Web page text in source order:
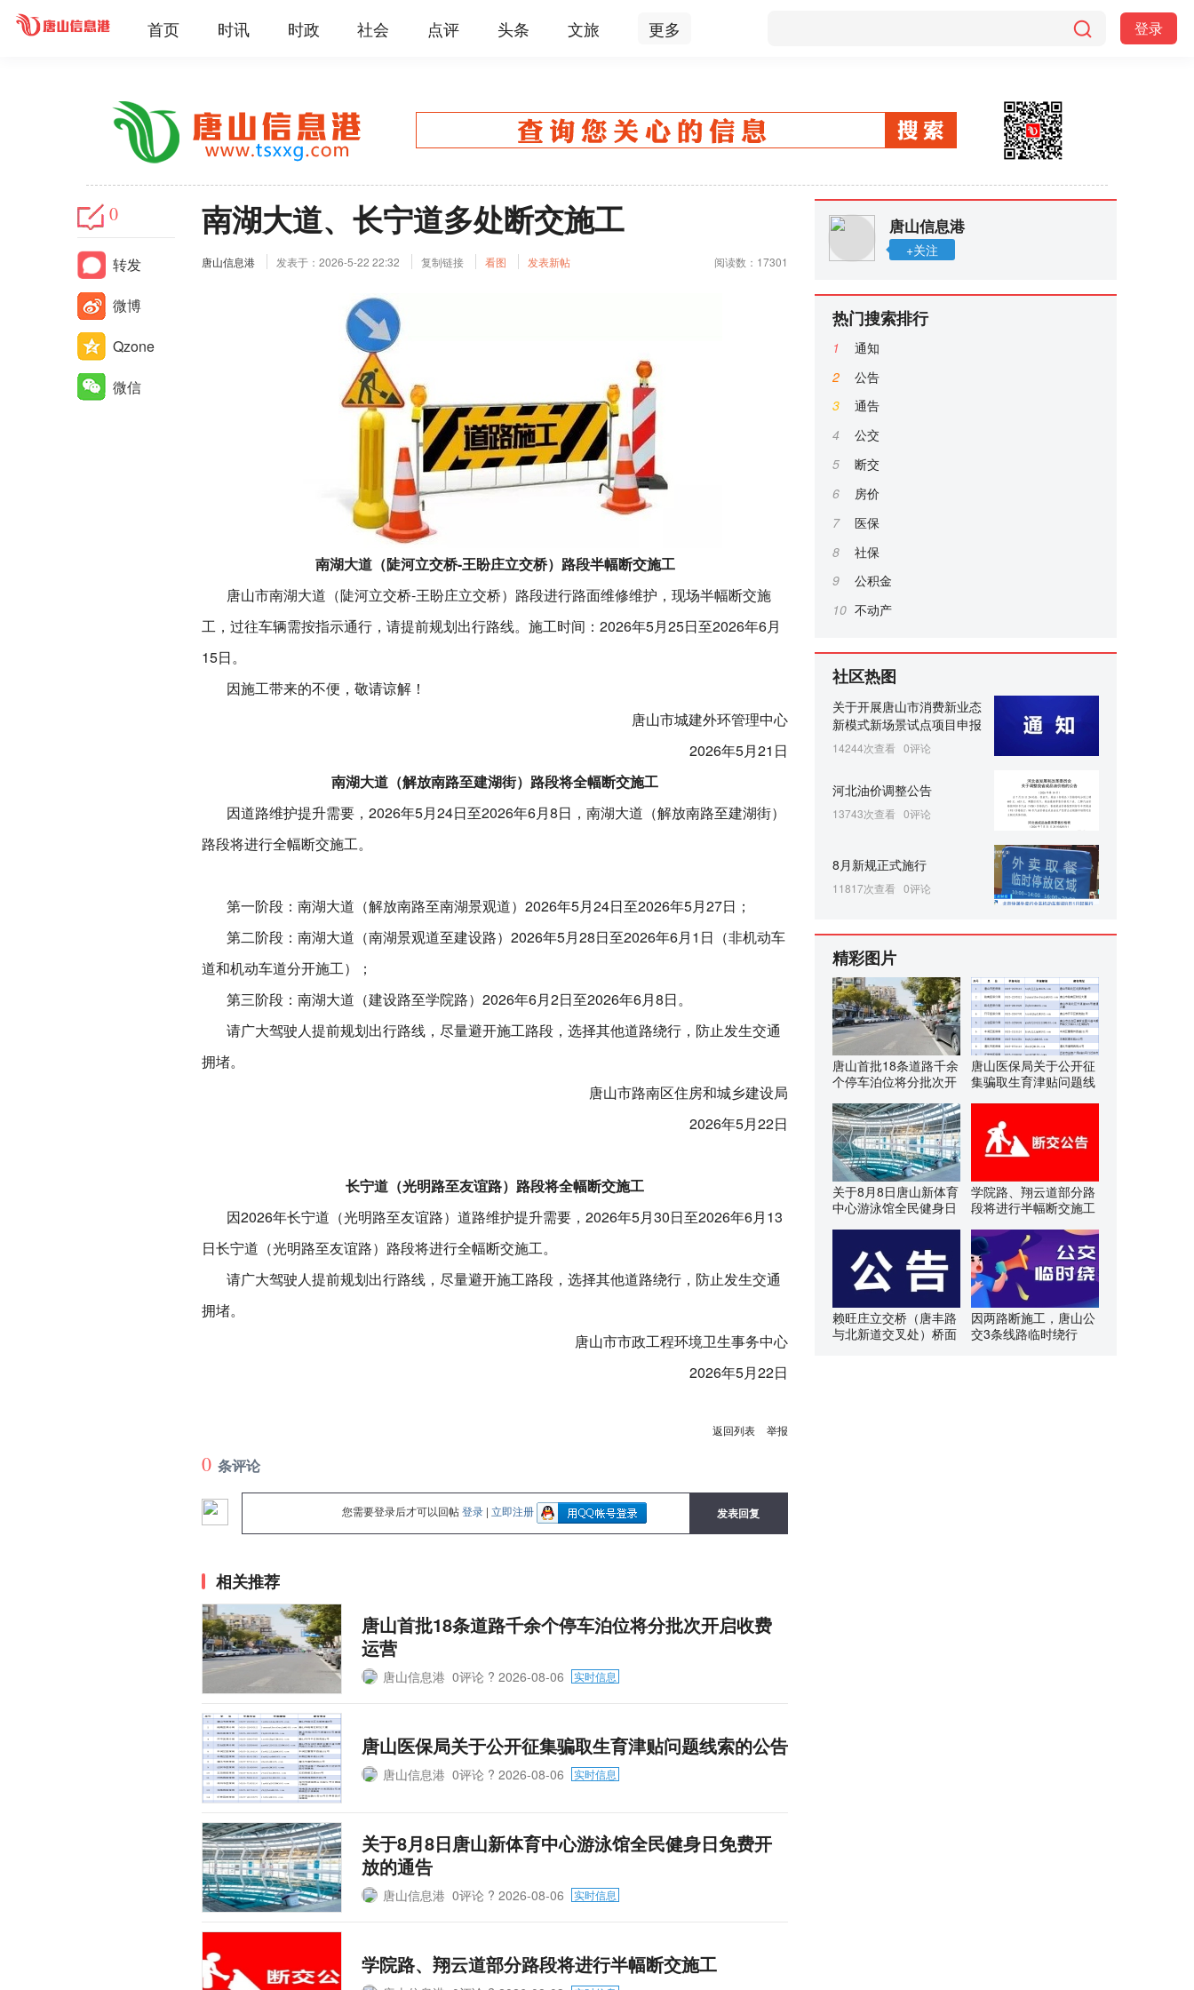
首页 时讯 时政 社会 点评 头条 文旅 更多 登录
0
转发
微博
Qzone
微信
南湖大道、长宁道多处断交施工
唐山信息港 发表于：2026-5-22 22:32 复制链接 看图 发表新帖 阅读数：17301
南湖大道（陡河立交桥-王盼庄立交桥）路段半幅断交施工
唐山市南湖大道（陡河立交桥-王盼庄立交桥）路段进行路面维修维护，现场半幅断交施
工，过往车辆需按指示通行，请提前规划出行路线。施工时间：2026年5月25日至2026年6月
15日。
因施工带来的不便，敬请谅解！
唐山市城建外环管理中心
2026年5月21日
南湖大道（解放南路至建湖街）路段将全幅断交施工
因道路维护提升需要，2026年5月24日至2026年6月8日，南湖大道（解放南路至建湖街）
路段将进行全幅断交施工。
第一阶段：南湖大道（解放南路至南湖景观道）2026年5月24日至2026年5月27日；
第二阶段：南湖大道（南湖景观道至建设路）2026年5月28日至2026年6月1日（非机动车
道和机动车道分开施工）；
第三阶段：南湖大道（建设路至学院路）2026年6月2日至2026年6月8日。
请广大驾驶人提前规划出行路线，尽量避开施工路段，选择其他道路绕行，防止发生交通
拥堵。
唐山市路南区住房和城乡建设局
2026年5月22日
长宁道（光明路至友谊路）路段将全幅断交施工
因2026年长宁道（光明路至友谊路）道路维护提升需要，2026年5月30日至2026年6月13
日长宁道（光明路至友谊路）路段将进行全幅断交施工。
请广大驾驶人提前规划出行路线，尽量避开施工路段，选择其他道路绕行，防止发生交通
拥堵。
唐山市市政工程环境卫生事务中心
2026年5月22日
返回列表 举报
0 条评论
您需要登录后才可以回帖登录 | 立即注册 发表回复
相关推荐
唐山首批18条道路千余个停车泊位将分批次开启收费
运营
唐山信息港 0评论 ? 2026-08-06 实时信息
唐山医保局关于公开征集骗取生育津贴问题线索的公告
唐山信息港 0评论 ? 2026-08-06 实时信息
关于8月8日唐山新体育中心游泳馆全民健身日免费开
放的通告
唐山信息港 0评论 ? 2026-08-06 实时信息
学院路、翔云道部分路段将进行半幅断交施工
唐山信息港
+关注
热门搜索排行
1
通知
2
公告
3
通告
4
公交
5
断交
6
房价
7
医保
8
社保
9
公积金
10 不动产
社区热图
关于开展唐山市消费新业态
新模式新场景试点项目申报
14244次查看 0评论
河北油价调整公告
13743次查看 0评论
8月新规正式施行
11817次查看 0评论
精彩图片
唐山首批18条道路千余
个停车泊位将分批次开
唐山医保局关于公开征
集骗取生育津贴问题线
关于8月8日唐山新体育
中心游泳馆全民健身日
学院路、翔云道部分路
段将进行半幅断交施工
赖旺庄立交桥（唐丰路
与北新道交叉处）桥面
因两路断施工，唐山公
交3条线路临时绕行